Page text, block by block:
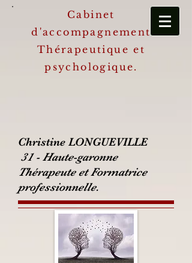
Cabinet
d'accompagnement
Thérapeutique et
psychologique.
Christine LONGUEVILLE
31 - Haute-garonne
Thérapeute et Formatrice
professionnelle.